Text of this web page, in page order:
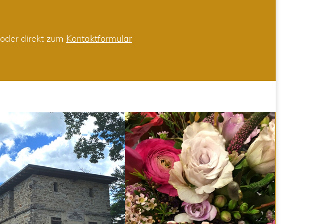
oder direkt zum Kontaktformular
WELLNESS HOCHZEIT